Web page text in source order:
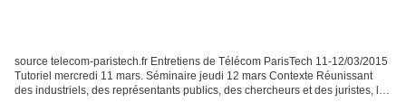
source telecom-paristech.fr Entretiens de Télécom ParisTech 11-12/03/2015
Tutoriel mercredi 11 mars. Séminaire jeudi 12 mars Contexte Réunissant
des industriels, des représentants publics, des chercheurs et des juristes, les